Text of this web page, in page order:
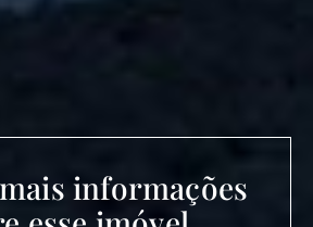
informações